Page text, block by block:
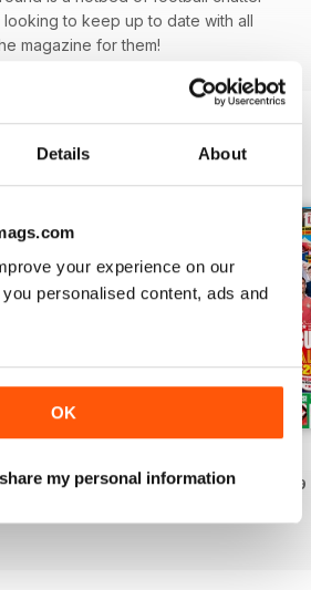
Details About
your experience on our
personalised content, ads and
OK
my personal information
to keep up to date with all
magazine for them!
Acquista per€4,99
Acquista per
€4,99